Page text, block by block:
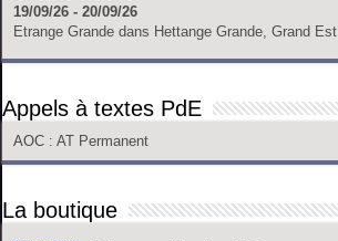
19/09/26 - 20/09/26
Etrange Grande dans Hettange Grande, Grand Est
Appels à textes PdE
AOC : AT Permanent
La boutique